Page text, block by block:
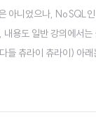
아니었으나, NoSQL
용도 일반 강의에서는
들 츄라이 츄라이) 아래